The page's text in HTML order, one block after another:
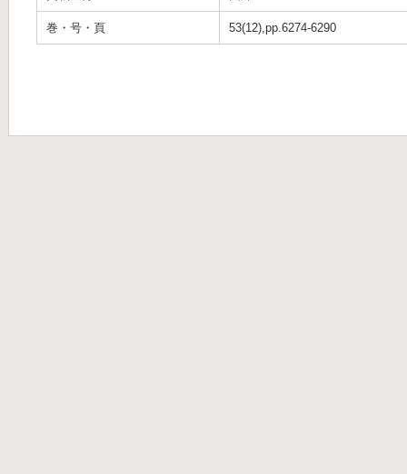
巻・号・頁 53(12),pp.6274-6290